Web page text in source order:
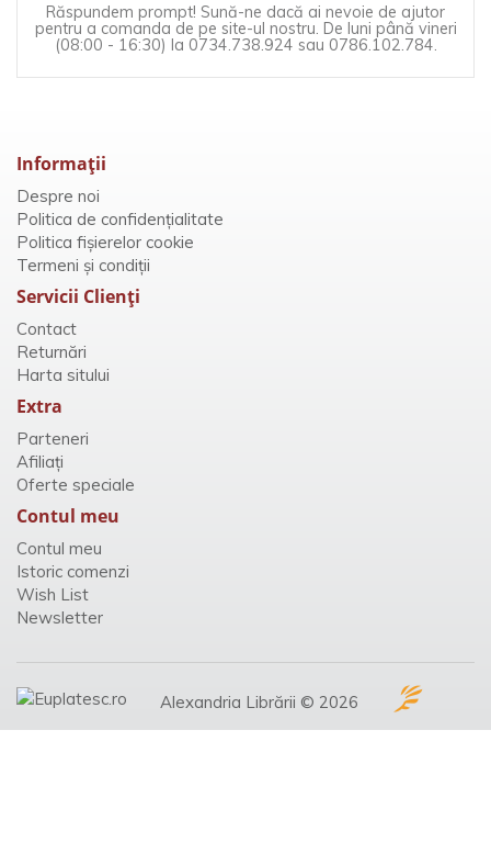
Răspundem prompt! Sună-ne dacă ai nevoie de ajutor
pentru a comanda de pe site-ul nostru. De luni până vineri
(08:00 - 16:30) la 0734.738.924 sau 0786.102.784.
Informaţii
Despre noi
Politica de confidențialitate
Politica fișierelor cookie
Termeni și condiții
Servicii Clienţi
Contact
Returnări
Harta sitului
Extra
Parteneri
Afiliaţi
Oferte speciale
Contul meu
Contul meu
Istoric comenzi
Wish List
Newsletter
Alexandria Librării © 2026